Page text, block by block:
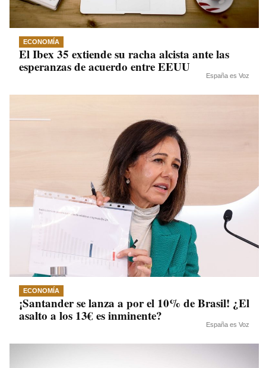
ECONOMÍA
El Ibex 35 extiende su racha alcista ante las
esperanzas de acuerdo entre EEUU
España es Voz
ECONOMÍA
¡Santander se lanza a por el 10% de Brasil! ¿El
asalto a los 13€ es inminente?
España es Voz